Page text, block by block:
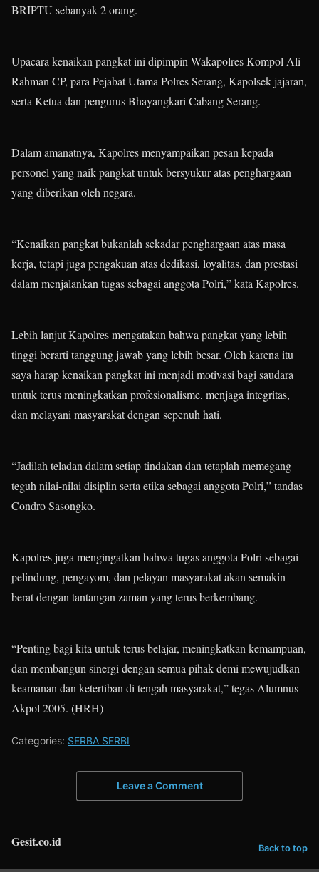
BRIPTU sebanyak 2 orang.
Upacara kenaikan pangkat ini dipimpin Wakapolres Kompol Ali
Rahman CP, para Pejabat Utama Polres Serang, Kapolsek jajaran,
serta Ketua dan pengurus Bhayangkari Cabang Serang.
Dalam amanatnya, Kapolres menyampaikan pesan kepada
personel yang naik pangkat untuk bersyukur atas penghargaan
yang diberikan oleh negara.
“Kenaikan pangkat bukanlah sekadar penghargaan atas masa
kerja, tetapi juga pengakuan atas dedikasi, loyalitas, dan prestasi
dalam menjalankan tugas sebagai anggota Polri,” kata Kapolres.
Lebih lanjut Kapolres mengatakan bahwa pangkat yang lebih
tinggi berarti tanggung jawab yang lebih besar. Oleh karena itu
saya harap kenaikan pangkat ini menjadi motivasi bagi saudara
untuk terus meningkatkan profesionalisme, menjaga integritas,
dan melayani masyarakat dengan sepenuh hati.
“Jadilah teladan dalam setiap tindakan dan tetaplah memegang
teguh nilai-nilai disiplin serta etika sebagai anggota Polri,” tandas
Condro Sasongko.
Kapolres juga mengingatkan bahwa tugas anggota Polri sebagai
pelindung, pengayom, dan pelayan masyarakat akan semakin
berat dengan tantangan zaman yang terus berkembang.
“Penting bagi kita untuk terus belajar, meningkatkan kemampuan,
dan membangun sinergi dengan semua pihak demi mewujudkan
keamanan dan ketertiban di tengah masyarakat,” tegas Alumnus
Akpol 2005. (HRH)
Categories: SERBA SERBI
Leave a Comment
Gesit.co.id Back to top